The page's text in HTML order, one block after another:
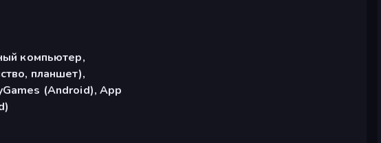
компьютер,
планшет),
(Android), App